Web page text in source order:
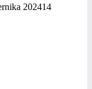
202414